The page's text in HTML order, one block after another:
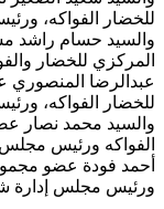
للخضار الفواكه،
والسيد حسام راشد
المركزي للخضار
عبدالرضا
للخضار الفواكه،
والسيد محمد نصار
الفواكه ورئيس مجلس
أحمد فودة عضو
ورئيس مجلس إدارة